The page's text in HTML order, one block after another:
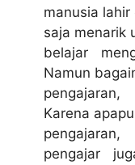
manusia
saja menarik
belajar
Namun
Karena
pengajar